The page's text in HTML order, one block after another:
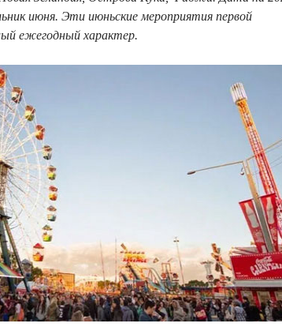
июня. Эти июньские мероприятия первой
ежегодный характер.